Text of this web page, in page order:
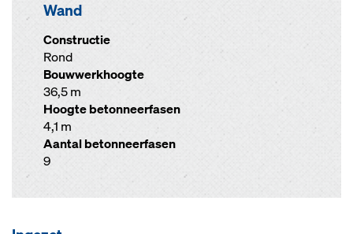
Wand
Constructie
Rond
Bouwwerkhoogte
36,5 m
Hoogte betonneerfasen
4,1 m
Aantal betonneerfasen
9